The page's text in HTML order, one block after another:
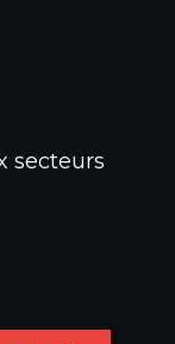
secteurs